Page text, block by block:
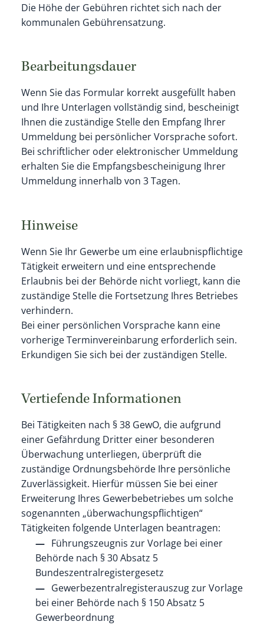
Die Höhe der Gebühren richtet sich nach der
kommunalen Gebührensatzung.
Bearbeitungsdauer
Wenn Sie das Formular korrekt ausgefüllt haben
und Ihre Unterlagen vollständig sind, bescheinigt
Ihnen die zuständige Stelle den Empfang Ihrer
Ummeldung bei persönlicher Vorsprache sofort.
Bei schriftlicher oder elektronischer Ummeldung
erhalten Sie die Empfangsbescheinigung Ihrer
Ummeldung innerhalb von 3 Tagen.
Hinweise
Wenn Sie Ihr Gewerbe um eine erlaubnispflichtige
Tätigkeit erweitern und eine entsprechende
Erlaubnis bei der Behörde nicht vorliegt, kann die
zuständige Stelle die Fortsetzung Ihres Betriebes
verhindern.
Bei einer persönlichen Vorsprache kann eine
vorherige Terminvereinbarung erforderlich sein.
Erkundigen Sie sich bei der zuständigen Stelle.
Vertiefende Informationen
Bei Tätigkeiten nach § 38 GewO, die aufgrund
einer Gefährdung Dritter einer besonderen
Überwachung unterliegen, überprüft die
zuständige Ordnungsbehörde Ihre persönliche
Zuverlässigkeit. Hierfür müssen Sie bei einer
Erweiterung Ihres Gewerbebetriebes um solche
sogenannten „überwachungspflichtigen“
Tätigkeiten folgende Unterlagen beantragen:
Führungszeugnis zur Vorlage bei einer
Behörde nach § 30 Absatz 5
Bundeszentralregistergesetz
Gewerbezentralregisterauszug zur Vorlage
bei einer Behörde nach § 150 Absatz 5
Gewerbeordnung